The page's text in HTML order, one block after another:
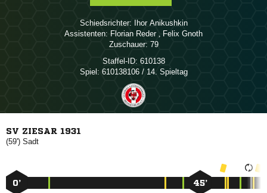
Schiedsrichter:  
Assistenten:   ,  
Zuschauer: 79
Staffel-ID: 610138
Spiel: 610138106 / 14. Spieltag
SV ZIESAR 1931
(59') 
0’ 45’